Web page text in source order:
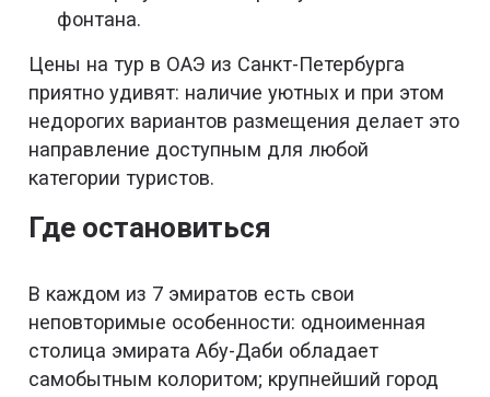
фонтана.
Цены на тур в ОАЭ из Санкт-Петербурга
приятно удивят: наличие уютных и при этом
недорогих вариантов размещения делает это
направление доступным для любой
категории туристов.
Где остановиться
В каждом из 7 эмиратов есть свои
неповторимые особенности: одноименная
столица эмирата Абу-Даби обладает
самобытным колоритом; крупнейший город